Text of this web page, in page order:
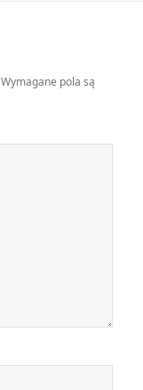
Wymagane pola są